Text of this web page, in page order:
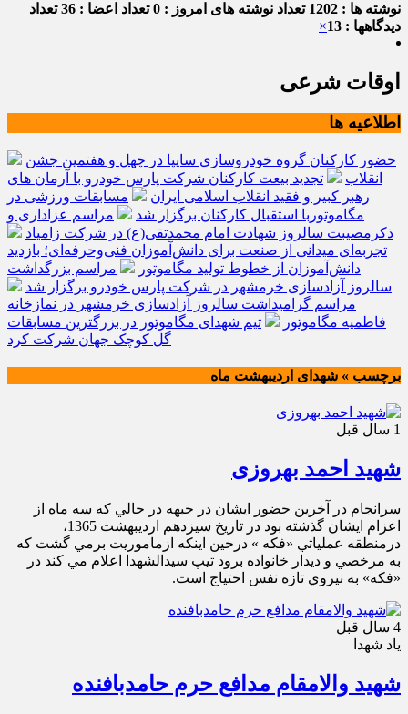
نوشته ها : 1202
تعداد نوشته های امروز : 0 تعداد اعضا : 36
تعداد
دیدگاهها : 13
×
اوقات شرعی
اطلاعیه ها
حضور کارکنان گروه خودروسازی سایپا در چهل و هفتمین جشن
انقلاب
تجدید بیعت کارکنان شرکت پارس خودرو با آرمان های
رهبر کبیر و فقید انقلاب اسلامی ایران
مسابقات ورزشی در
مگاموتوربا استقبال کارکنان برگزار شد
مراسم عزاداری و
ذکرمصیبت سالروز شهادت امام محمدتقی(ع) در شرکت زامیاد
تجربه‌ای میدانی از صنعت برای دانش‌آموزان فنی‌وحرفه‌ای؛ بازدید
دانش‌آموزان از خطوط تولید مگاموتور
مراسم بزرگداشت
سالروز آزادسازی خرمشهر در شرکت پارس خودرو برگزار شد
مراسم گرامیداشت سالروز آزادسازی خرمشهر در نمازخانه
فاطمیه مگاموتور
تیم شهدای مگاموتور در بزرگترین مسابقات
گل کوچک جهان شرکت کرد
برچسب » شهدای اردیبهشت ماه
1 سال قبل
شهید احمد بهروزی
سرانجام در آخرين حضور ايشان در جبهه در حالي كه سه ماه از
اعزام ايشان گذشته بود در تاريخ سیزدهم اردیبهشت 1365،
درمنطقه عملياتي «فكه » درحين اينكه ازماموريت برمي گشت كه
به مرخصي و دیدار خانواده برود تيپ سيدالشهدا اعلام مي كند در
«فكه» به نيروي تازه نفس احتياج است.
4 سال قبل
یاد شهدا
شهید والامقام مدافع حرم حامدبافنده